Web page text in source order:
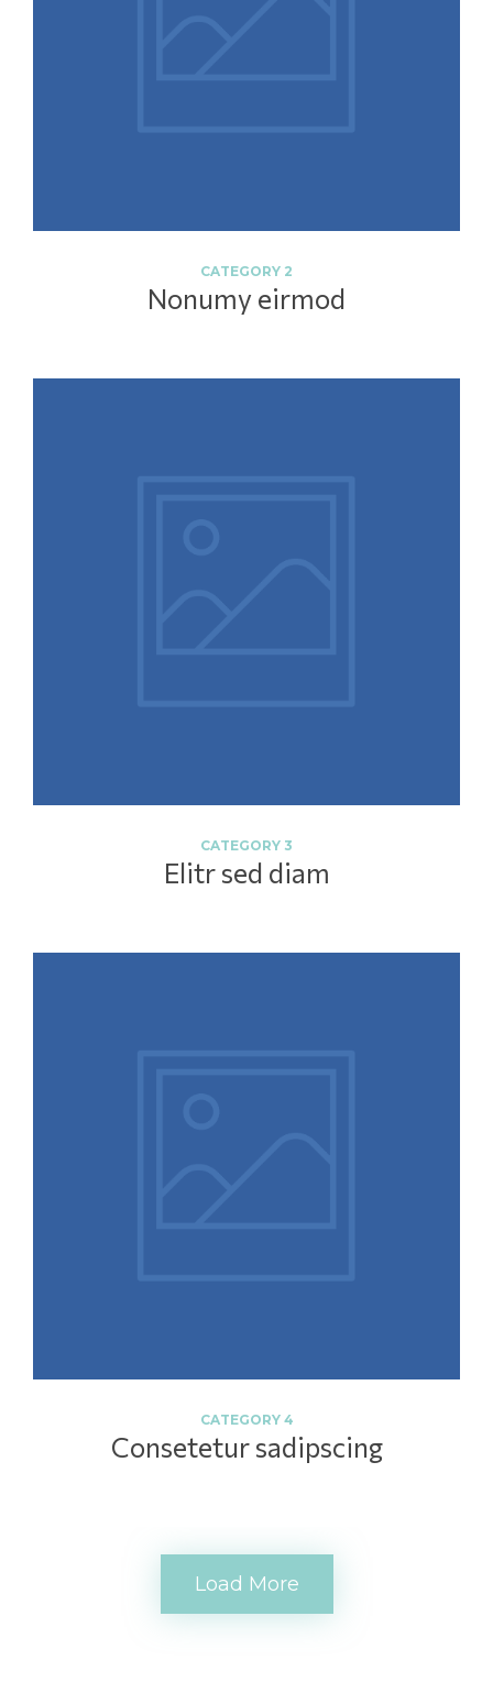
CATEGORY 2
Nonumy eirmod
CATEGORY 3
Elitr sed diam
CATEGORY 4
Consetetur sadipscing
Load More